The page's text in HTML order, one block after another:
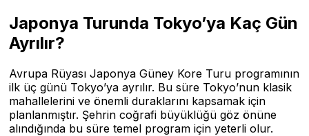
Japonya Turunda Tokyo’ya Kaç Gün
Ayrılır?
Avrupa Rüyası Japonya Güney Kore Turu programının
ilk üç günü Tokyo’ya ayrılır. Bu süre Tokyo’nun klasik
mahallelerini ve önemli duraklarını kapsamak için
planlanmıştır. Şehrin coğrafi büyüklüğü göz önüne
alındığında bu süre temel program için yeterli olur.